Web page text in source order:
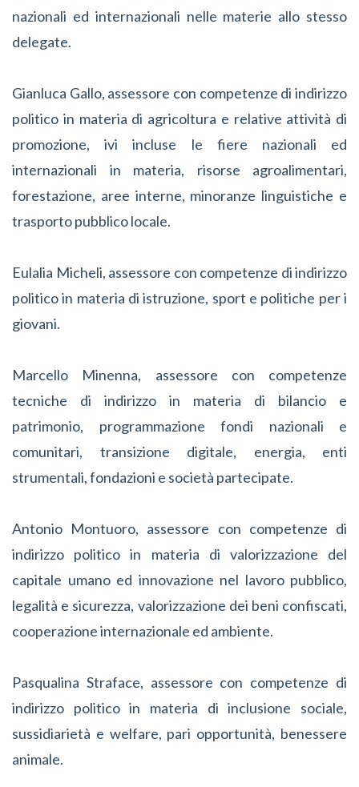
nazionali ed internazionali nelle materie allo stesso
delegate.
Gianluca Gallo, assessore con competenze di indirizzo
politico in materia di agricoltura e relative attività di
promozione, ivi incluse le fiere nazionali ed
internazionali in materia, risorse agroalimentari,
forestazione, aree interne, minoranze linguistiche e
trasporto pubblico locale.
Eulalia Micheli, assessore con competenze di indirizzo
politico in materia di istruzione, sport e politiche per i
giovani.
Marcello Minenna, assessore con competenze
tecniche di indirizzo in materia di bilancio e
patrimonio, programmazione fondi nazionali e
comunitari, transizione digitale, energia, enti
strumentali, fondazioni e società partecipate.
Antonio Montuoro, assessore con competenze di
indirizzo politico in materia di valorizzazione del
capitale umano ed innovazione nel lavoro pubblico,
legalità e sicurezza, valorizzazione dei beni confiscati,
cooperazione internazionale ed ambiente.
Pasqualina Straface, assessore con competenze di
indirizzo politico in materia di inclusione sociale,
sussidiarietà e welfare, pari opportunità, benessere
animale.